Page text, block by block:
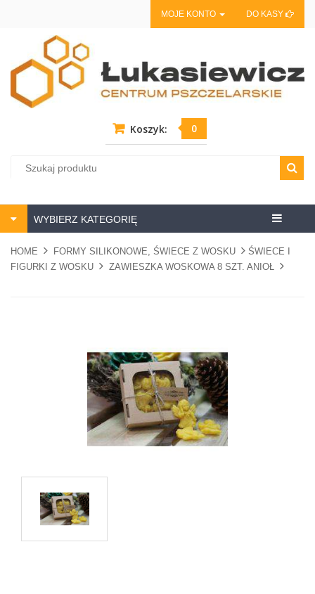
MOJE KONTO DO KASY
Koszyk: 0
Centrum
WYBIERZ KATEGORIĘ
HOME FORMY SILIKONOWE, ŚWIECE Z WOSKU
ŚWIECE I
FIGURKI Z WOSKU
ZAWIESZKA WOSKOWA 8 SZT. ANIOŁ